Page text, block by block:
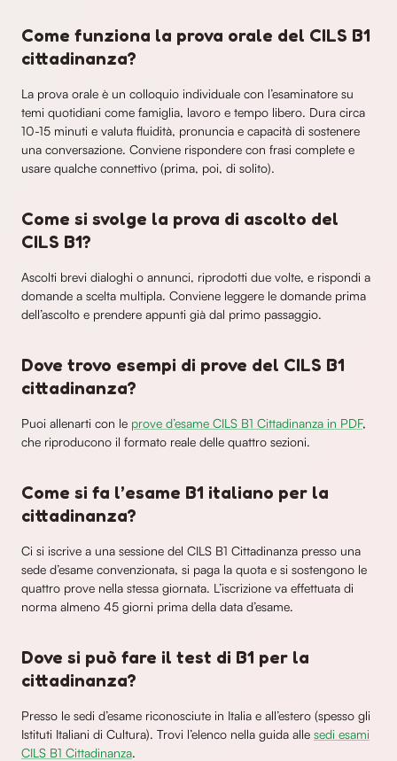
Come funziona la prova orale del CILS B1
cittadinanza?
La prova orale è un colloquio individuale con l’esaminatore su
temi quotidiani come famiglia, lavoro e tempo libero. Dura circa
10-15 minuti e valuta fluidità, pronuncia e capacità di sostenere
una conversazione. Conviene rispondere con frasi complete e
usare qualche connettivo (prima, poi, di solito).
Come si svolge la prova di ascolto del
CILS B1?
Ascolti brevi dialoghi o annunci, riprodotti due volte, e rispondi a
domande a scelta multipla. Conviene leggere le domande prima
dell’ascolto e prendere appunti già dal primo passaggio.
Dove trovo esempi di prove del CILS B1
cittadinanza?
Puoi allenarti con le prove d’esame CILS B1 Cittadinanza in PDF,
che riproducono il formato reale delle quattro sezioni.
Come si fa l’esame B1 italiano per la
cittadinanza?
Ci si iscrive a una sessione del CILS B1 Cittadinanza presso una
sede d’esame convenzionata, si paga la quota e si sostengono le
quattro prove nella stessa giornata. L’iscrizione va effettuata di
norma almeno 45 giorni prima della data d’esame.
Dove si può fare il test di B1 per la
cittadinanza?
Presso le sedi d’esame riconosciute in Italia e all’estero (spesso gli
Istituti Italiani di Cultura). Trovi l’elenco nella guida alle sedi esami
CILS B1 Cittadinanza.